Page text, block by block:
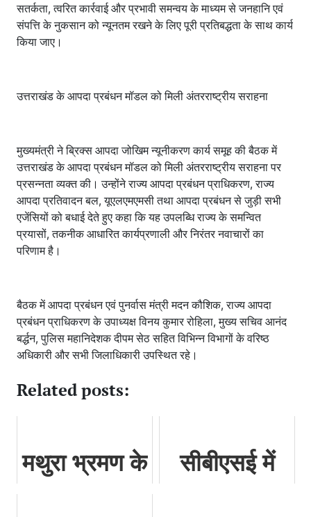
सतर्कता, त्वरित कार्रवाई और प्रभावी समन्वय के माध्यम से जनहानि एवं
संपत्ति के नुकसान को न्यूनतम रखने के लिए पूरी प्रतिबद्धता के साथ कार्य
किया जाए।
उत्तराखंड के आपदा प्रबंधन मॉडल को मिली अंतरराष्ट्रीय सराहना
मुख्यमंत्री ने ब्रिक्स आपदा जोखिम न्यूनीकरण कार्य समूह की बैठक में
उत्तराखंड के आपदा प्रबंधन मॉडल को मिली अंतरराष्ट्रीय सराहना पर
प्रसन्नता व्यक्त की। उन्होंने राज्य आपदा प्रबंधन प्राधिकरण, राज्य
आपदा प्रतिवादन बल, यूएलएमएमसी तथा आपदा प्रबंधन से जुड़ी सभी
एजेंसियों को बधाई देते हुए कहा कि यह उपलब्धि राज्य के समन्वित
प्रयासों, तकनीक आधारित कार्यप्रणाली और निरंतर नवाचारों का
परिणाम है।
बैठक में आपदा प्रबंधन एवं पुनर्वास मंत्री मदन कौशिक, राज्य आपदा
प्रबंधन प्राधिकरण के उपाध्यक्ष विनय कुमार रोहिला, मुख्य सचिव आनंद
बर्द्धन, पुलिस महानिदेशक दीपम सेठ सहित विभिन्न विभागों के वरिष्ठ
अधिकारी और सभी जिलाधिकारी उपस्थित रहे।
Related posts:
मथुरा भ्रमण के
सीबीएसई में